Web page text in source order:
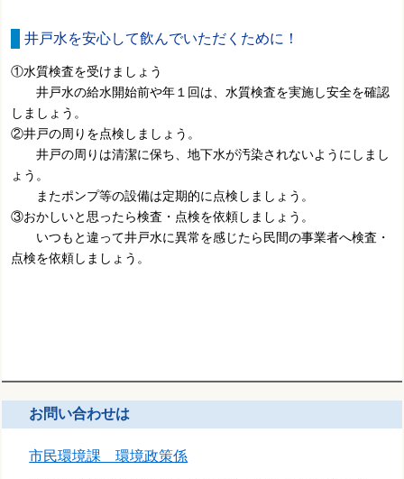
井戸水を安心して飲んでいただくために！
①水質検査を受けましょう
井戸水の給水開始前や年１回は、水質検査を実施し安全を確認
しましょう。
②井戸の周りを点検しましょう。
井戸の周りは清潔に保ち、地下水が汚染されないようにしまし
ょう。
またポンプ等の設備は定期的に点検しましょう。
③おかしいと思ったら検査・点検を依頼しましょう。
いつもと違って井戸水に異常を感じたら民間の事業者へ検査・
点検を依頼しましょう。
お問い合わせは
市民環境課 環境政策係